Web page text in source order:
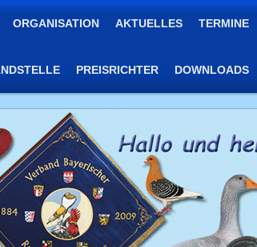
ORGANISATION AKTUELLES TERMINE
PREISRICHTER DOWNLOADS